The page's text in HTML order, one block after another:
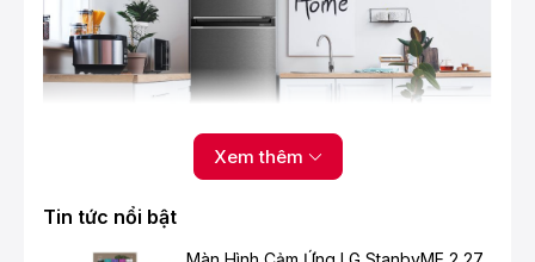
Xem thêm
Tin tức nổi bật